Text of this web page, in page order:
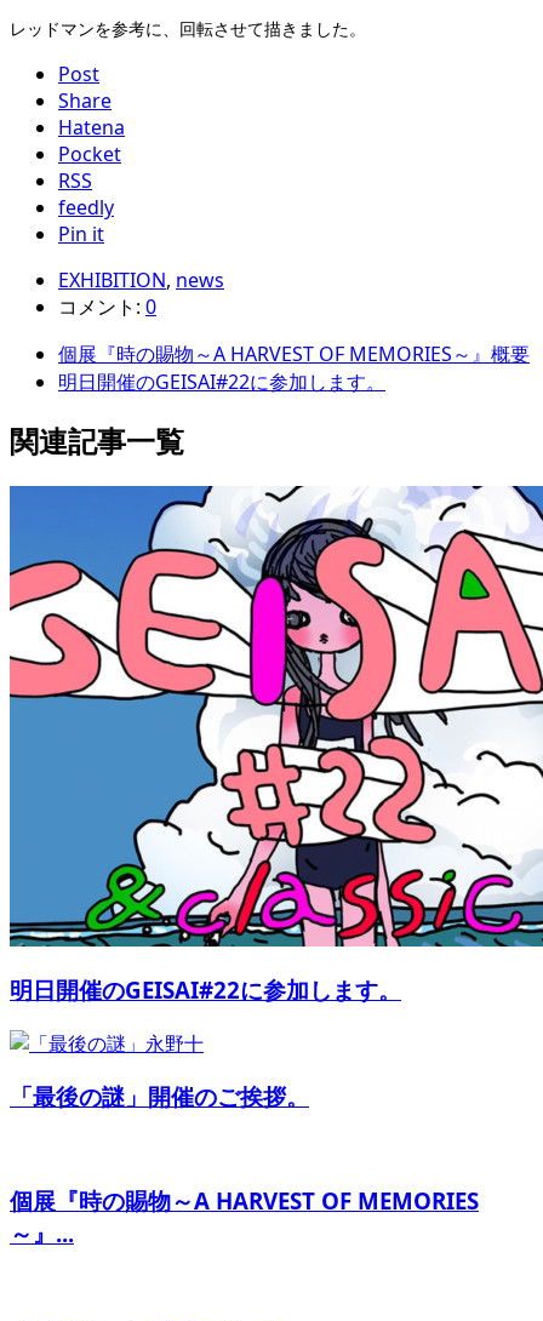
レッドマンを参考に、回転させて描きました。
Post
Share
Hatena
Pocket
RSS
feedly
Pin it
EXHIBITION, news
コメント: 0
個展『時の賜物～A HARVEST OF MEMORIES～』概要
明日開催のGEISAI#22に参加します。
関連記事一覧
明日開催のGEISAI#22に参加します。
「最後の謎」開催のご挨拶。
個展『時の賜物～A HARVEST OF MEMORIES
～』...